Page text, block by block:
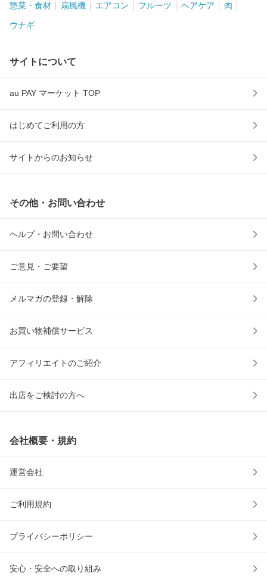
惣菜・食材 扇風機 エアコン フルーツ ヘアケア 肉
ウナギ
サイトについて
au PAY マーケット TOP
はじめてご利用の方
サイトからのお知らせ
その他・お問い合わせ
ヘルプ・お問い合わせ
ご意見・ご要望
メルマガの登録・解除
お買い物補償サービス
アフィリエイトのご紹介
出店をご検討の方へ
会社概要・規約
運営会社
ご利用規約
プライバシーポリシー
安心・安全への取り組み